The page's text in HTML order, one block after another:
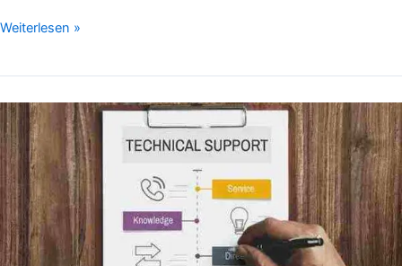
Weiterlesen »
5
Gründe
für
die
Wahl
eines
Computer